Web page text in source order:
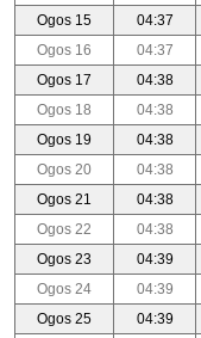
Ogos 15
04:37
Ogos 16
04:37
Ogos 17
04:38
Ogos 18
04:38
Ogos 19
04:38
Ogos 20
04:38
Ogos 21
04:38
Ogos 22
04:38
Ogos 23
04:39
Ogos 24
04:39
Ogos 25
04:39